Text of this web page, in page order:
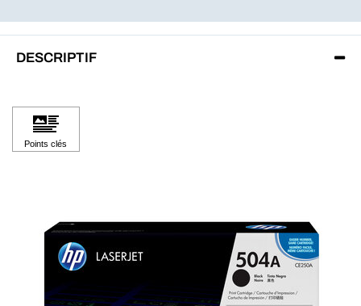
DESCRIPTIF